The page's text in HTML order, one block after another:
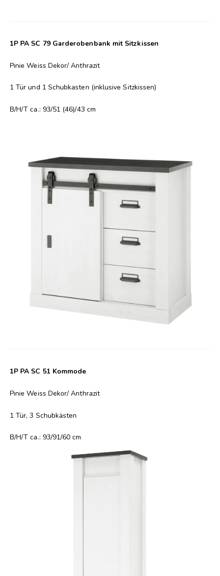
1P PA SC 79 Garderobenbank mit Sitzkissen
Pinie Weiss Dekor/ Anthrazit
1 Tür und 1 Schubkasten (inklusive Sitzkissen)
B/H/T ca.: 93/51 (46)/43 cm
1P PA SC 51 Kommode
Pinie Weiss Dekor/ Anthrazit
1 Tür, 3 Schubkästen
B/H/T ca.: 93/91/60 cm